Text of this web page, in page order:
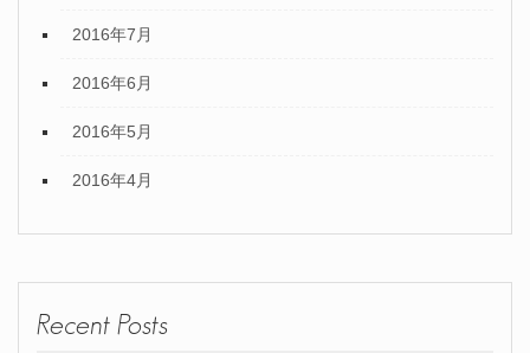
2016年7月
2016年6月
2016年5月
2016年4月
Recent Posts